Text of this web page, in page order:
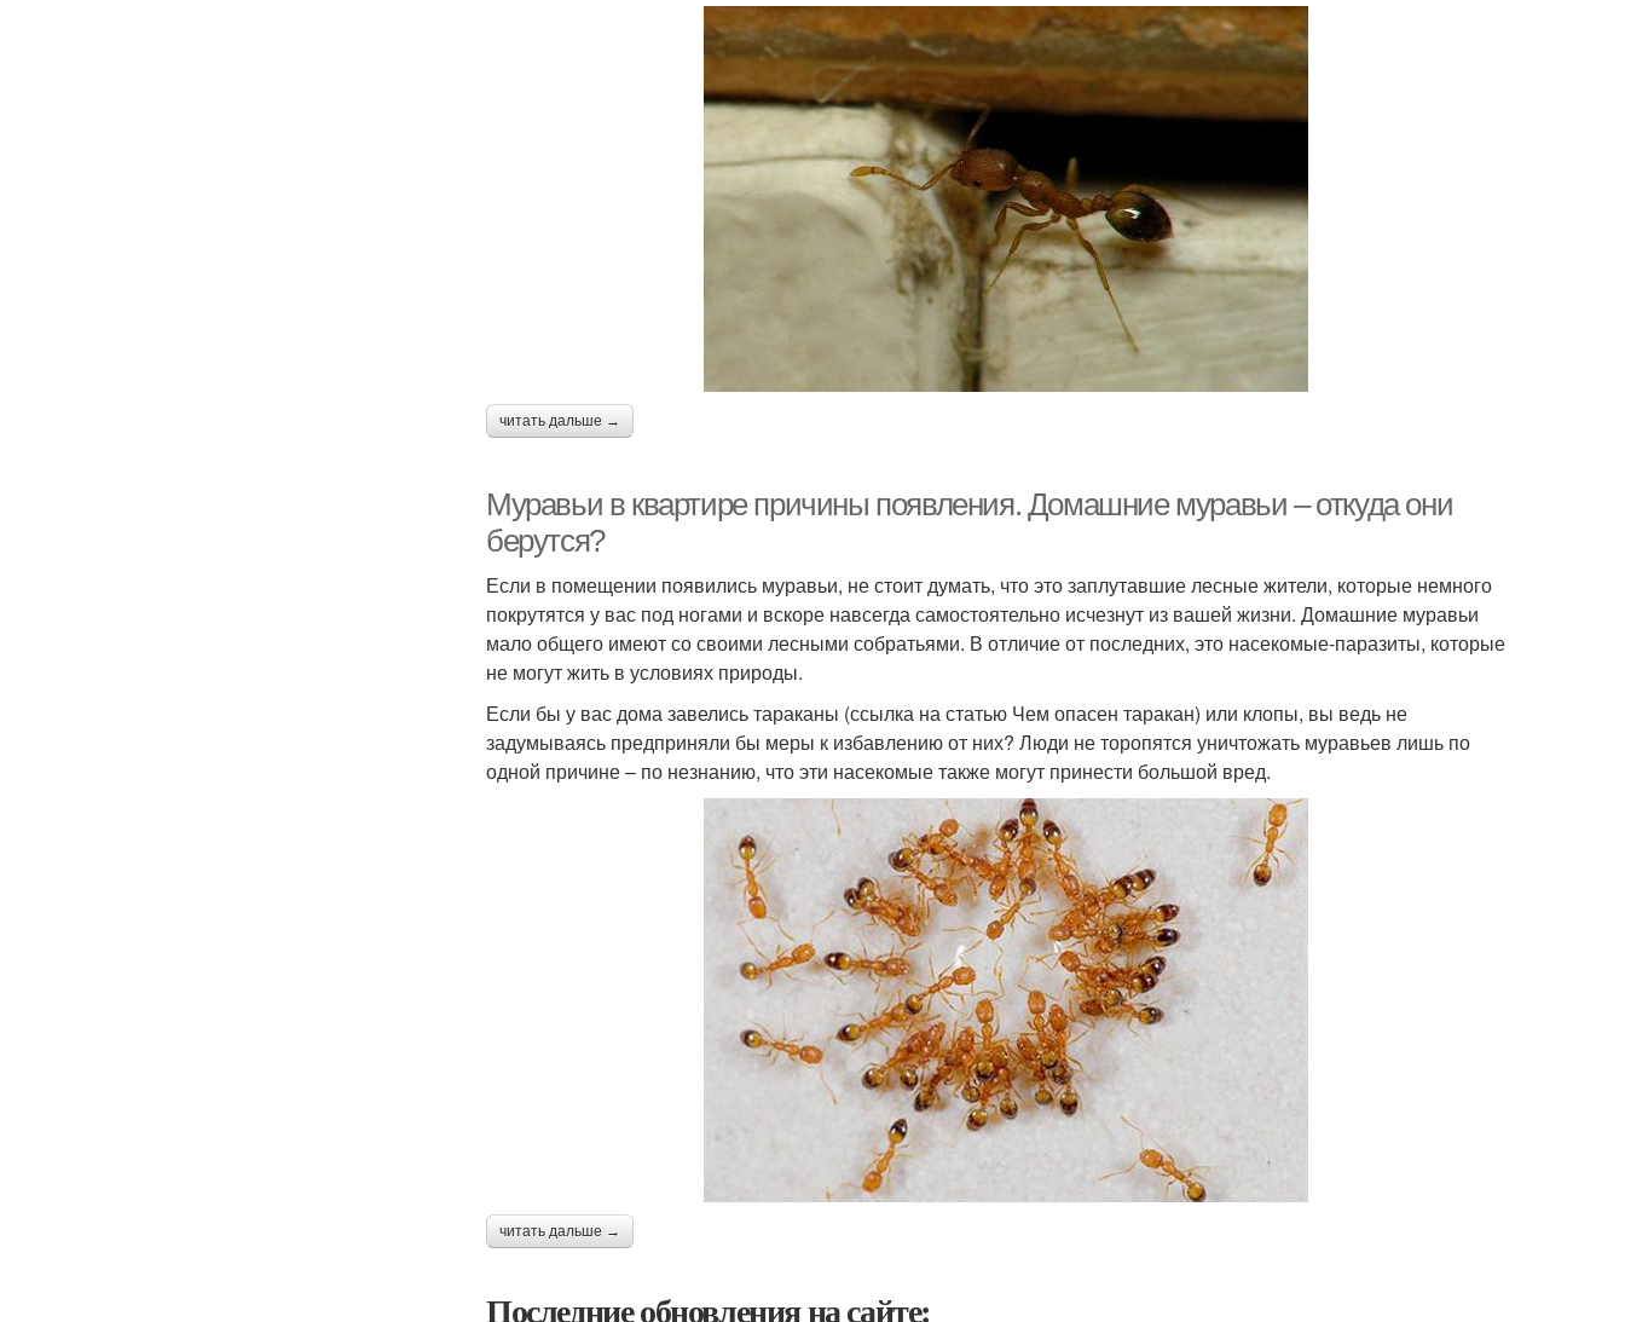
читать дальше →
Муравьи в квартире причины появления. Домашние муравьи – откуда они
берутся?
Если в помещении появились муравьи, не стоит думать, что это заплутавшие лесные жители, которые немного
покрутятся у вас под ногами и вскоре навсегда самостоятельно исчезнут из вашей жизни. Домашние муравьи
мало общего имеют со своими лесными собратьями. В отличие от последних, это насекомые-паразиты, которые
не могут жить в условиях природы.
Если бы у вас дома завелись тараканы (ссылка на статью Чем опасен таракан) или клопы, вы ведь не
задумываясь предприняли бы меры к избавлению от них? Люди не торопятся уничтожать муравьев лишь по
одной причине – по незнанию, что эти насекомые также могут принести большой вред.
читать дальше →
Последние обновления на сайте: